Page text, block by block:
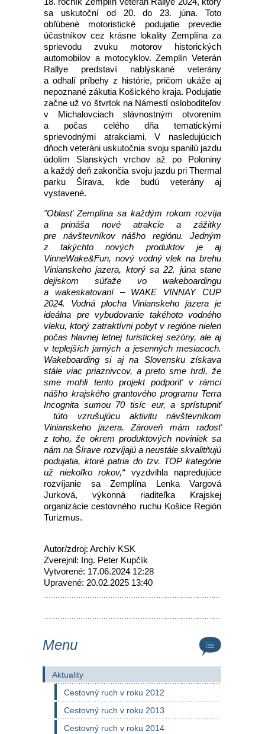
sa uskutoční od 20. do 23. júna. Toto
obľúbené motoristické podujatie prevedie
účastníkov cez krásne lokality Zemplína za
sprievodu zvuku motorov historických
automobilov a motocyklov. Zemplín Veterán
Rallye predstaví nablýskané veterány
a odhalí príbehy z histórie, pričom ukáže aj
nepoznané zákutia Košického kraja. Podujatie
začne už vo štvrtok na Námestí osloboditeľov
v Michalovciach slávnostným otvorením
a počas celého dňa tematickými
sprievodnými atrakciami. V nasledujúcich
dňoch veteráni uskutočnia svoju spanilú jazdu
údolím Slanských vrchov až po Poloniny
a každý deň zakončia svoju jazdu pri Thermal
parku Šírava, kde budú veterány aj
vystavené.
"Oblasť Zemplína sa každým rokom rozvíja
a prináša nové atrakcie a zážitky
pre návštevníkov nášho regiónu. Jedným
z takýchto nových produktov je aj
VinneWake&Fun, nový vodný vlek na brehu
Vinianskeho jazera, ktorý sa 22. júna stane
dejiskom súťaže vo wakeboardingu
a wakeskatovaní – WAKE VINNAY CUP
2024. Vodná plocha Vinianskeho jazera je
ideálna pre vybudovanie takéhoto vodného
vleku, ktorý zatraktívni pobyt v regióne nielen
počas hlavnej letnej turistickej sezóny, ale aj
v teplejších jarných a jesenných mesiacoch.
Wakeboarding si aj na Slovensku získava
stále viac priaznivcov, a preto sme hrdí, že
sme mohli tento projekt podporiť v rámci
nášho krajského grantového programu Terra
Incognita sumou 70 tisíc eur, a sprístupniť
túto vzrušujúcu aktivitu návštevníkom
Vinianskeho jazera. Zároveň mám radosť
z toho, že okrem produktových noviniek sa
nám na Šírave rozvíjajú a neustále skvalitňujú
podujatia, ktoré patria do tzv. TOP kategórie
už niekoľko rokov,“vyzdvihla napredujúce
rozvíjanie sa Zemplína Lenka Vargová
Jurková, výkonná riaditeľka Krajskej
organizácie cestovného ruchu Košice Región
Turizmus.
Autor/zdroj: Archív KSK
Zverejnil: Ing. Peter Kupčík
Vytvorené: 17.06.2024 12:28
Upravené: 20.02.2025 13:40
Menu
Aktuality
Cestovný ruch v roku 2012
Cestovný ruch v roku 2013
Cestovný ruch v roku 2014